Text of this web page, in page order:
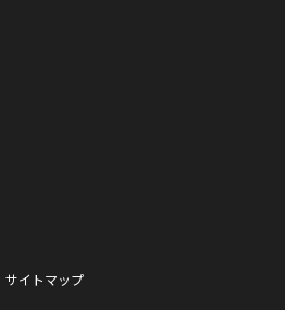
サイトマップ